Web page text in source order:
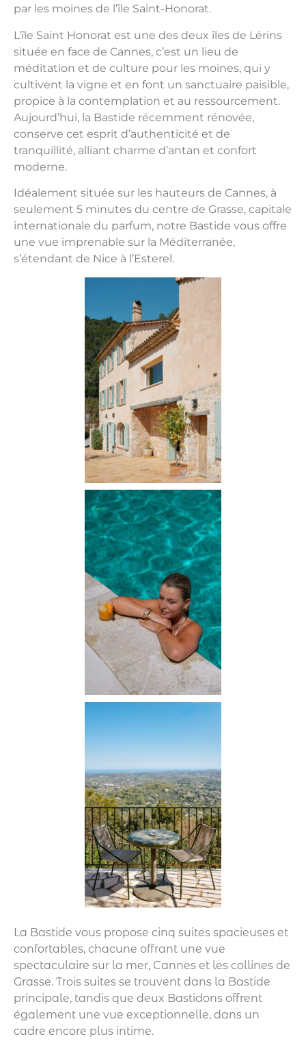
par les moines de l’île Saint-Honorat.
L’île Saint Honorat est une des deux îles de Lérins
située en face de Cannes, c’est un lieu de
méditation et de culture pour les moines, qui y
cultivent la vigne et en font un sanctuaire paisible,
propice à la contemplation et au ressourcement.
Aujourd’hui, la Bastide récemment rénovée,
conserve cet esprit d’authenticité et de
tranquillité, alliant charme d’antan et confort
moderne.
Idéalement située sur les hauteurs de Cannes, à
seulement 5 minutes du centre de Grasse, capitale
internationale du parfum, notre Bastide vous offre
une vue imprenable sur la Méditerranée,
s’étendant de Nice à l’Esterel.
La Bastide vous propose cinq suites spacieuses et
confortables, chacune offrant une vue
spectaculaire sur la mer, Cannes et les collines de
Grasse. Trois suites se trouvent dans la Bastide
principale, tandis que deux Bastidons offrent
également une vue exceptionnelle, dans un
cadre encore plus intime.